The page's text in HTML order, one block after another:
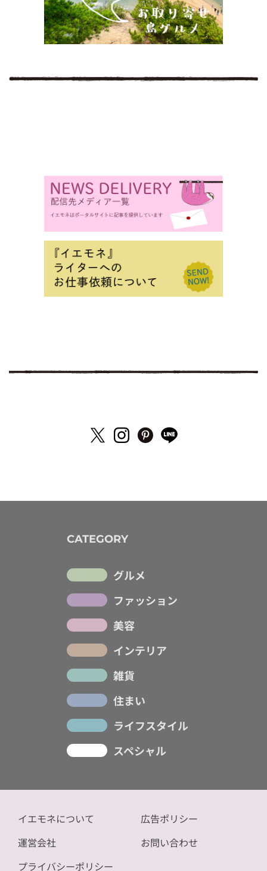
CATEGORY
グルメ
ファッション
美容
インテリア
雑貨
住まい
ライフスタイル
スペシャル
イエモネについて
運営会社
プライバシーポリシー
広告ポリシー
お問い合わせ